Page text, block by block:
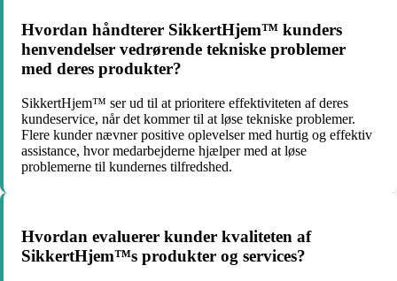
Hvordan håndterer SikkertHjem™ kunders
henvendelser vedrørende tekniske problemer
med deres produkter?
SikkertHjem™ ser ud til at prioritere effektiviteten af deres
kundeservice, når det kommer til at løse tekniske problemer.
Flere kunder nævner positive oplevelser med hurtig og effektiv
assistance, hvor medarbejderne hjælper med at løse
problemerne til kundernes tilfredshed.
Hvordan evaluerer kunder kvaliteten af
SikkertHjem™s produkter og services?